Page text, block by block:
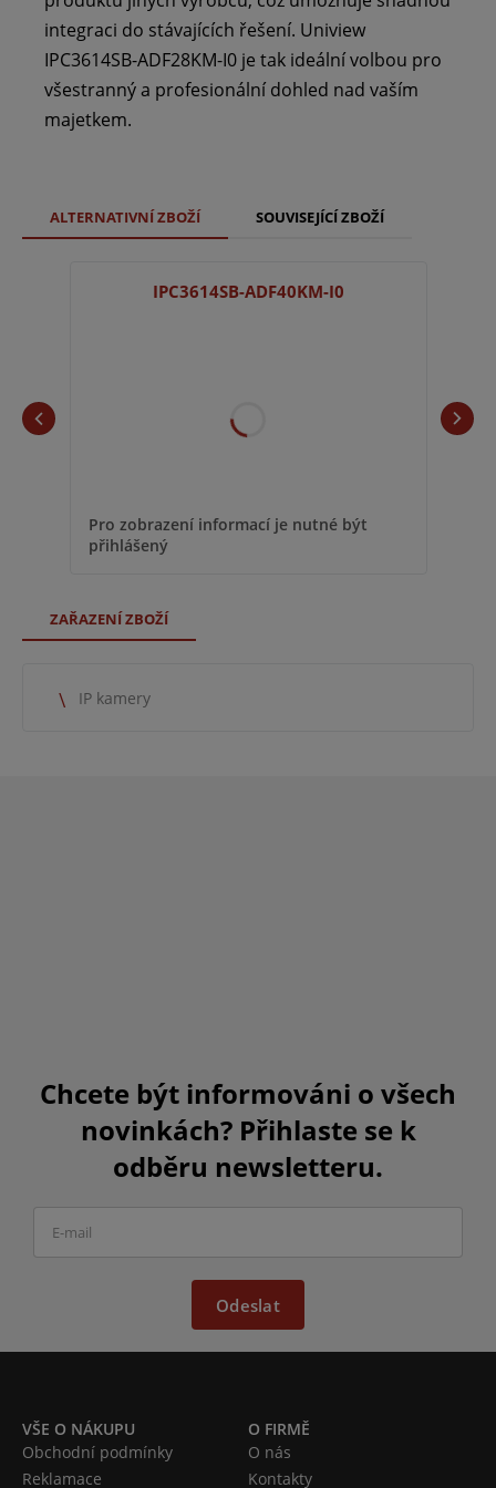
integraci do stávajících řešení. Uniview
IPC3614SB-ADF28KM-I0 je tak ideální volbou pro
všestranný a profesionální dohled nad vaším
majetkem.
ALTERNATIVNÍ ZBOŽÍ SOUVISEJÍCÍ ZBOŽÍ
IPC3614SB-ADF40KM-I0
Pro zobrazení informací je nutné být
přihlášený
ZAŘAZENÍ ZBOŽÍ
IP kamery
Chcete být informováni o všech
novinkách? Přihlaste se k
odběru newsletteru.
Odeslat
VŠE O NÁKUPU
Obchodní podmínky
Reklamace
O FIRMĚ
O nás
Kontakty